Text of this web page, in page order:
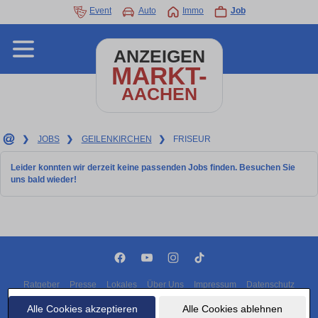
Alle Cookies akzeptieren Alle Cookies ablehnen
Event Auto Immo Job
ANZEIGEN
MARKT-
AACHEN
❯ JOBS ❯ GEILENKIRCHEN ❯ FRISEUR
Leider konnten wir derzeit keine passenden Jobs finden. Besuchen Sie
uns bald wieder!
Ratgeber Presse Lokales Über Uns Impressum Datenschutz